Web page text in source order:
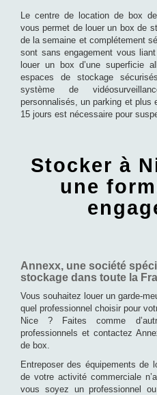
Le centre de location de box
vous permet de louer un box de
de la semaine et complétement
sont sans engagement vous
louer un box d’une superficie
espaces de stockage
système de
personnalisés, un parking et plus
15 jours est nécessaire pour
Stocker à
une
Annexx, une société
stockage dans toute la
Vous souhaitez louer un garde-
quel professionnel choisir pour
Nice ? Faites comme
professionnels et contactez
de box.
Entreposer des équipements de
de votre activité commerciale
vous soyez un professionnel